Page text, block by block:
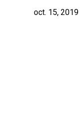
oct. 15, 2019